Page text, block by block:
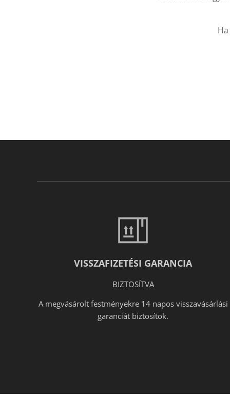
VISSZAFIZETÉSI GARANCIA
BIZTOSÍTVA
A megvásárolt festményekre 14 napos visszavásárlási
garanciát biztosítok.